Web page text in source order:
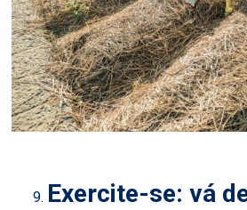
Exercite-se: vá